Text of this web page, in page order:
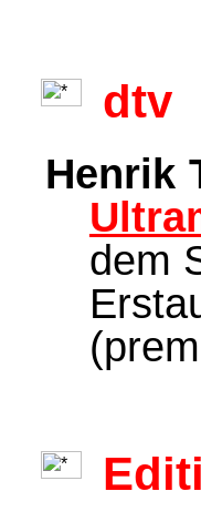
dtv
Henrik
dem